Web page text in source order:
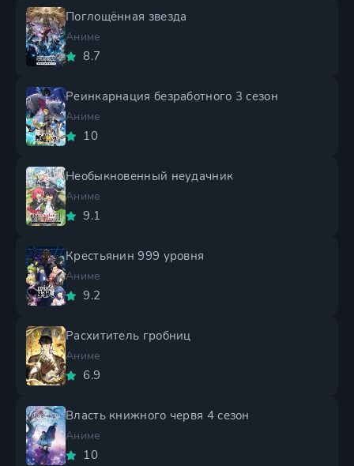
Поглощённая звезда
Аниме
8.7
Реинкарнация безработного 3 сезон
Аниме
10
Необыкновенный неудачник
Аниме
9.1
Крестьянин 999 уровня
Аниме
9.2
Расхититель гробниц
Аниме
6.9
Власть книжного червя 4 сезон
Аниме
10